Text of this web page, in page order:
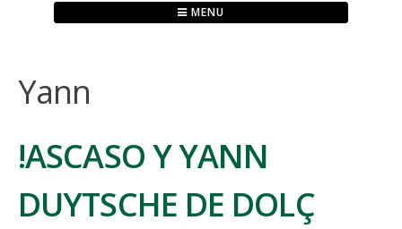
MENU
Yann
!ASCASO Y YANN
DUYTSCHE DE DOLÇ